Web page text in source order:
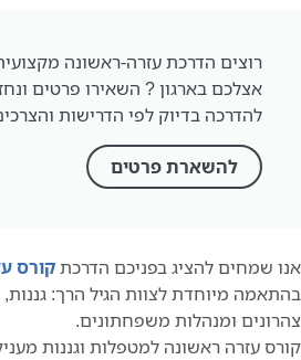
רוצים הדרכת עזרה-ראשונה
אצלכם בארגון ? השאירו פרטים
להדרכה בדיוק לפי הדרישות
להשארת פרטים
אנו שמחים להציג בפניכם הדרכתקורס
בהתאמה מיוחדת לצוות הגיל הרך:
צהרונים ומנהלות משפחתונים.
קורס עזרה ראשונה למטפלות וגננות